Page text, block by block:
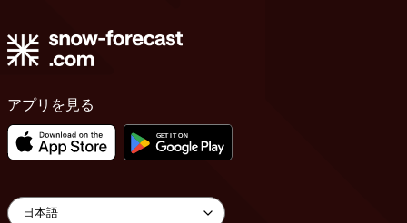
アプリを見る